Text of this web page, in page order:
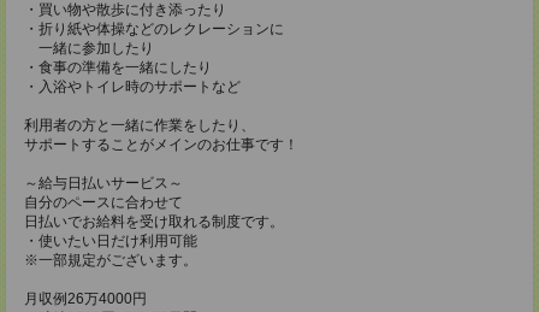
・買い物や散歩に付き添ったり
・折り紙や体操などのレクレーションに
一緒に参加したり
・食事の準備を一緒にしたり
・入浴やトイレ時のサポートなど
利用者の方と一緒に作業をしたり、
サポートすることがメインのお仕事です！
～給与日払いサービス～
自分のペースに合わせて
日払いでお給料を受け取れる制度です。
・使いたい日だけ利用可能
※一部規定がございます。
月収例26万4000円